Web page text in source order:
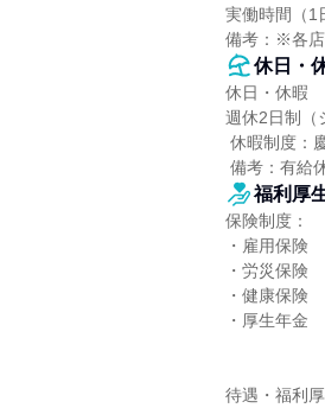
実働時間（1
備考：※各店
休日・
休日・休暇
週休2日制（
備考：有給
福利厚
保険制度：
・雇用保険
・労災保険
・健康保険
・厚生年金
待遇・福利